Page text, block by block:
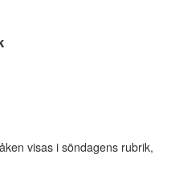
visas i söndagens rubrik,